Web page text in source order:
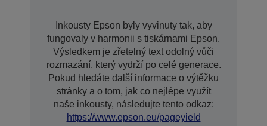
Inkousty Epson byly vyvinuty tak, aby
fungovaly v harmonii s tiskárnami Epson.
Výsledkem je zřetelný text odolný vůči
rozmazání, který vydrží po celé generace.
Pokud hledáte další informace o výtěžku
stránky a o tom, jak co nejlépe využít
naše inkousty, následujte tento odkaz:
https://www.epson.eu/pageyield